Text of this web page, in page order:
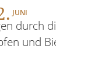
JUNI
durch die
und Bierstadt